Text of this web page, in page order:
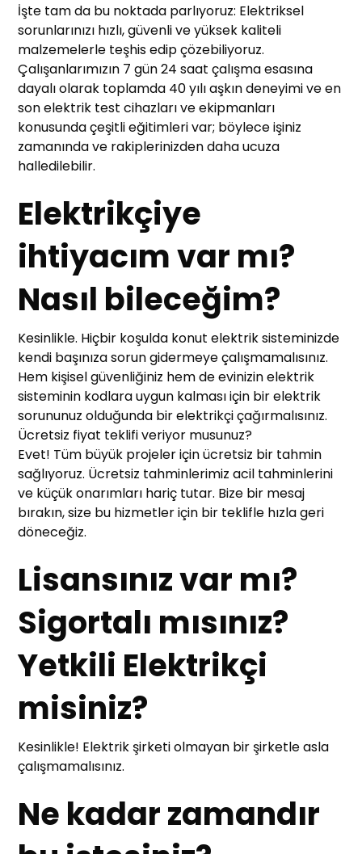
İşte tam da bu noktada parlıyoruz: Elektriksel
sorunlarınızı hızlı, güvenli ve yüksek kaliteli
malzemelerle teşhis edip çözebiliyoruz.
Çalışanlarımızın 7 gün 24 saat çalışma esasına
dayalı olarak toplamda 40 yılı aşkın deneyimi ve en
son elektrik test cihazları ve ekipmanları
konusunda çeşitli eğitimleri var; böylece işiniz
zamanında ve rakiplerinizden daha ucuza
halledilebilir.
Elektrikçiye
ihtiyacım var mı?
Nasıl bileceğim?
Kesinlikle. Hiçbir koşulda konut elektrik sisteminizde
kendi başınıza sorun gidermeye çalışmamalısınız.
Hem kişisel güvenliğiniz hem de evinizin elektrik
sisteminin kodlara uygun kalması için bir elektrik
sorununuz olduğunda bir elektrikçi çağırmalısınız.
Ücretsiz fiyat teklifi veriyor musunuz?
Evet! Tüm büyük projeler için ücretsiz bir tahmin
sağlıyoruz. Ücretsiz tahminlerimiz acil tahminlerini
ve küçük onarımları hariç tutar. Bize bir mesaj
bırakın, size bu hizmetler için bir teklifle hızla geri
döneceğiz.
Lisansınız var mı?
Sigortalı mısınız?
Yetkili Elektrikçi
misiniz?
Kesinlikle! Elektrik şirketi olmayan bir şirketle asla
çalışmamalısınız.
Ne kadar zamandır